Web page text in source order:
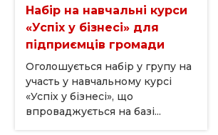
Набір на навчальні курси
«Успіх у бізнесі» для
підприємців громади
Оголошується набір у групу на
участь у навчальному курсі
«Успіх у бізнесі», що
впроваджується на базі...